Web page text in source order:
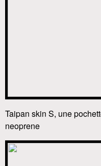
Taipan skin S, une
neoprene